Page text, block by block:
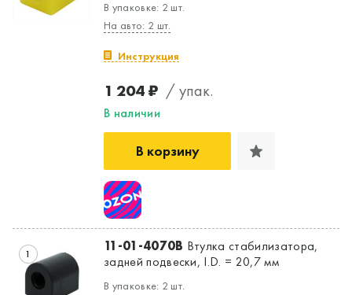
В упаковке: 2 шт.
На авто: 2 шт.
Инструкция
1 204 ₽ / упак.
В наличии
В корзину
1 11-01-4070B Втулка стабилизатора,
задней подвески, I.D. = 20,7 мм
В упаковке: 2 шт.